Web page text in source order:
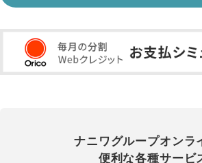
ナニワグループオンラ
便利な各種サービ